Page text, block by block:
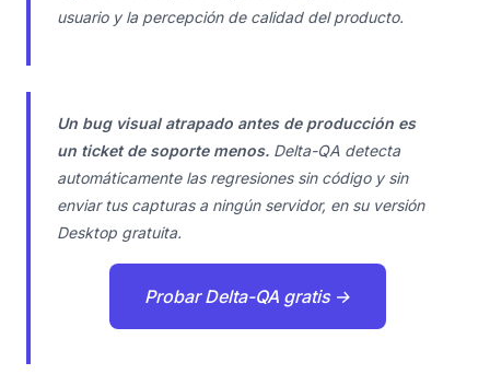
usuario y la percepción de calidad del producto.
Un bug visual atrapado antes de producción es
un ticket de soporte menos. Delta-QA detecta
automáticamente las regresiones sin código y sin
enviar tus capturas a ningún servidor, en su versión
Desktop gratuita.
Probar Delta-QA gratis →